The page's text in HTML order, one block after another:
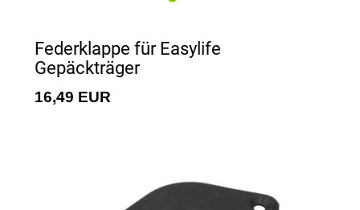
Federklappe für Easylife
Gepäckträger
16,49 EUR